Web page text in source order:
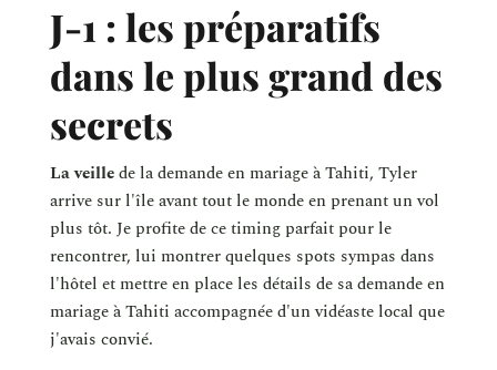
J-1 : les préparatifs
dans le plus grand des
secrets
La veillede la demande en mariage à Tahiti, Tyler
arrive sur l'île avant tout le monde en prenant un vol
plus tôt. Je profite de ce timing parfait pour le
rencontrer, lui montrer quelques spots sympas dans
l'hôtel et mettre en place les détails de sa demande en
mariage à Tahiti accompagnée d'un vidéaste local que
j'avais convié.